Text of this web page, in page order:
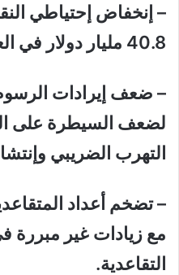
– إنخفاض إحتياطي
40.8 مليار دولار في العام 2018.
– ضعف إيرادات
لضعف السيطرة على
التهرب الضريبي
– تضخم أعداد
مع زيادات غير مبررة
التقاعدية.